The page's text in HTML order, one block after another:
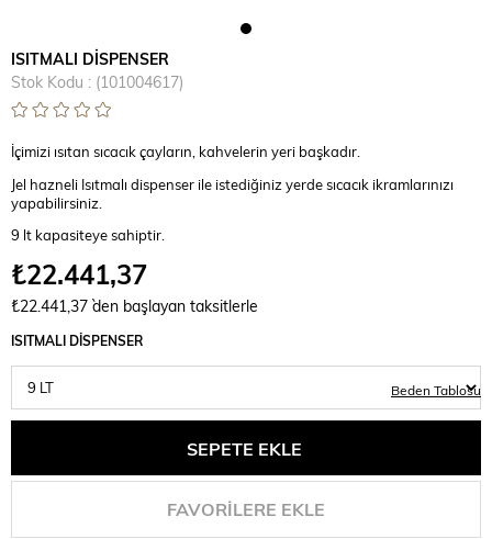
ISITMALI DİSPENSER
Stok Kodu
(101004617)
İçimizi ısıtan sıcacık çayların, kahvelerin yeri başkadır.
Jel hazneli Isıtmalı dispenser ile istediğiniz yerde sıcacık ikramlarınızı
yapabilirsiniz.
9 lt kapasiteye sahiptir.
₺22.441,37
₺22.441,37 `den başlayan taksitlerle
ISITMALI DİSPENSER
Beden Tablosu
FAVORILERE EKLE